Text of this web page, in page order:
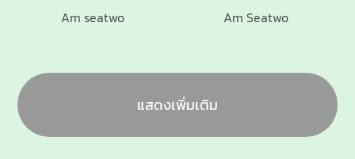
Am seatwo Am Seatwo
แสดงเพิ่มเติม